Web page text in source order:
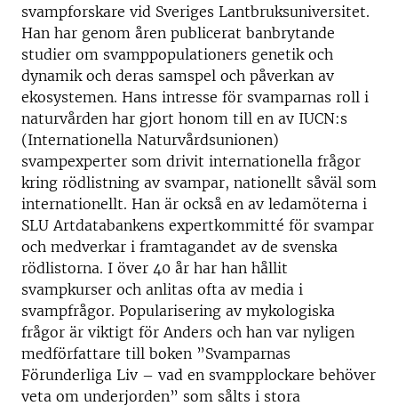
svampforskare vid Sveriges Lantbruksuniversitet.
Han har genom åren publicerat banbrytande
studier om svamppopulationers genetik och
dynamik och deras samspel och påverkan av
ekosystemen. Hans intresse för svamparnas roll i
naturvården har gjort honom till en av IUCN:s
(Internationella Naturvårdsunionen)
svampexperter som drivit internationella frågor
kring rödlistning av svampar, nationellt såväl som
internationellt. Han är också en av ledamöterna i
SLU Artdatabankens expertkommitté för svampar
och medverkar i framtagandet av de svenska
rödlistorna. I över 40 år har han hållit
svampkurser och anlitas ofta av media i
svampfrågor. Popularisering av mykologiska
frågor är viktigt för Anders och han var nyligen
medförfattare till boken ”Svamparnas
Förunderliga Liv – vad en svampplockare behöver
veta om underjorden” som sålts i stora